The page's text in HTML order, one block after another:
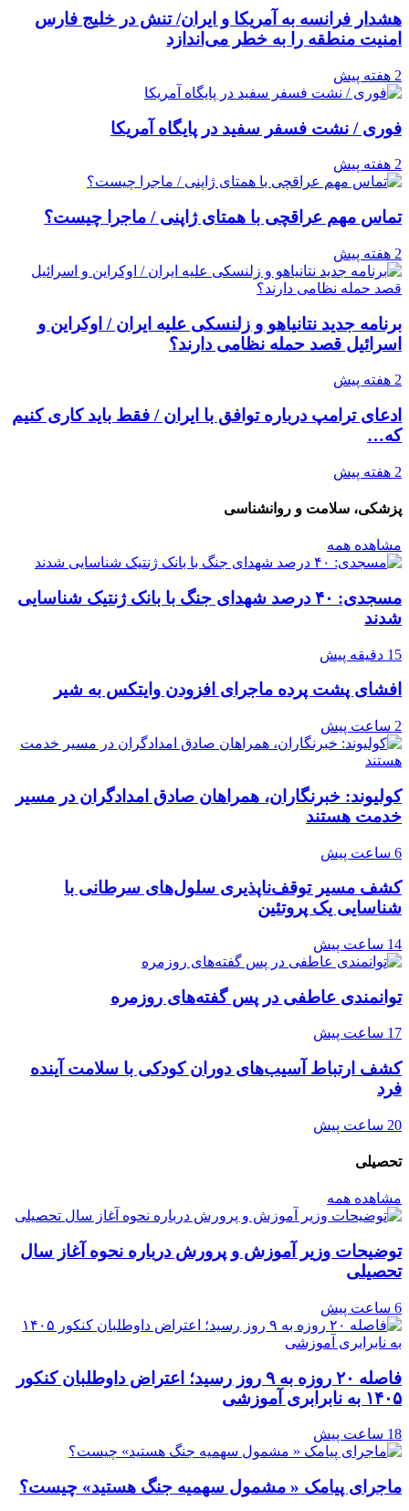
هشدار فرانسه به آمریکا و ایران/ تنش در خلیج فارس
امنیت منطقه را به خطر می‌اندازد
2 هفته پیش
فوری / نشت فسفر سفید در پایگاه آمریکا
2 هفته پیش
تماس مهم عراقچی با همتای ژاپنی / ماجرا چیست؟
2 هفته پیش
برنامه جدید نتانیاهو و زلنسکی علیه ایران / اوکراین و
اسرائیل قصد حمله نظامی دارند؟
2 هفته پیش
ادعای ترامپ درباره توافق با ایران / فقط باید کاری کنیم
که…
2 هفته پیش
پزشکی، سلامت و روانشناسی
مشاهده همه
مسجدی: ۴۰ درصد شهدای جنگ با بانک ژنتیک شناسایی
شدند
15 دقیقه پیش
افشای پشت پرده ماجرای افزودن وایتکس به شیر
2 ساعت پیش
کولیوند: خبرنگاران، همراهان صادق امدادگران در مسیر
خدمت هستند
6 ساعت پیش
کشف مسیر توقف‌ناپذیری سلول‌های سرطانی با
شناسایی یک پروتئین
14 ساعت پیش
توانمندی عاطفی در پس گفته‌های روزمره
17 ساعت پیش
کشف ارتباط آسیب‌های دوران کودکی با سلامت آینده
فرد
20 ساعت پیش
تحصیلی
مشاهده همه
توضیحات وزیر آموزش و پرورش درباره نحوه آغاز سال
تحصیلی
6 ساعت پیش
فاصله ۲۰ روزه به ۹ روز رسید؛ اعتراض داوطلبان کنکور
۱۴۰۵ به نابرابری آموزشی
18 ساعت پیش
ماجرای پیامک « مشمول سهمیه جنگ هستید» چیست؟